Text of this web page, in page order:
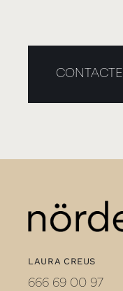
CONTACTE
LAURA CREUS
666 69 00 97